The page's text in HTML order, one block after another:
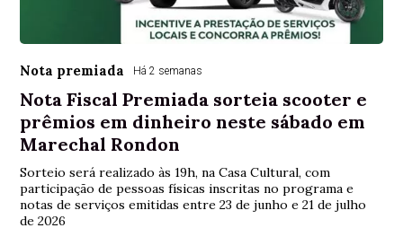
Nota premiada Há 2 semanas
Nota Fiscal Premiada sorteia scooter e
prêmios em dinheiro neste sábado em
Marechal Rondon
Sorteio será realizado às 19h, na Casa Cultural, com
participação de pessoas físicas inscritas no programa e
notas de serviços emitidas entre 23 de junho e 21 de julho
de 2026